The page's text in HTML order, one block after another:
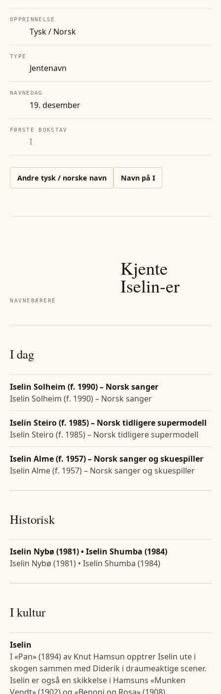
OPPRINNELSE
Tysk / Norsk
TYPE
Jentenavn
NAVNEDAG
19. desember
FØRSTE BOKSTAV
I
Andre tysk / norske navn Navn på I
NAVNEBÆRERE
Kjente
Iselin-er
I dag
Iselin Solheim (f. 1990) – Norsk sanger
Iselin Solheim (f. 1990) – Norsk sanger
Iselin Steiro (f. 1985) – Norsk tidligere supermodell
Iselin Steiro (f. 1985) – Norsk tidligere supermodell
Iselin Alme (f. 1957) – Norsk sanger og skuespiller
Iselin Alme (f. 1957) – Norsk sanger og skuespiller
Historisk
Iselin Nybø (1981) • Iselin Shumba (1984)
Iselin Nybø (1981) • Iselin Shumba (1984)
I kultur
Iselin
I «Pan» (1894) av Knut Hamsun opptrer Iselin ute i
skogen sammen med Diderik i draumeaktige scener.
Iselin er også en skikkelse i Hamsuns «Munken